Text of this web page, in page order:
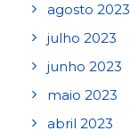
agosto 2023
julho 2023
junho 2023
maio 2023
abril 2023